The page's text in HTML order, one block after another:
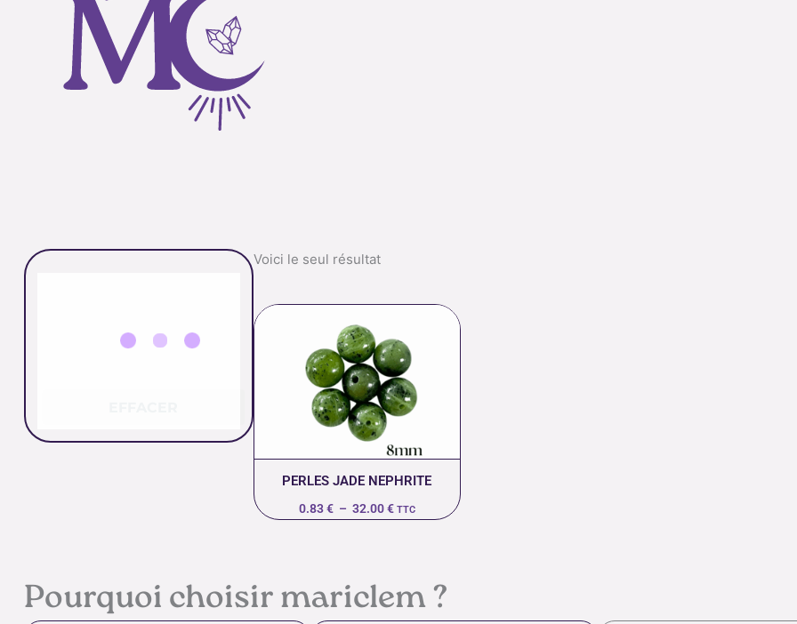
Voici le seul résultat
PERLES JADE NEPHRITE
0.83€ – 32.00€
prix :
0.83 €
à
32.00 €
TTC
Pourquoi choisir mariclem ?